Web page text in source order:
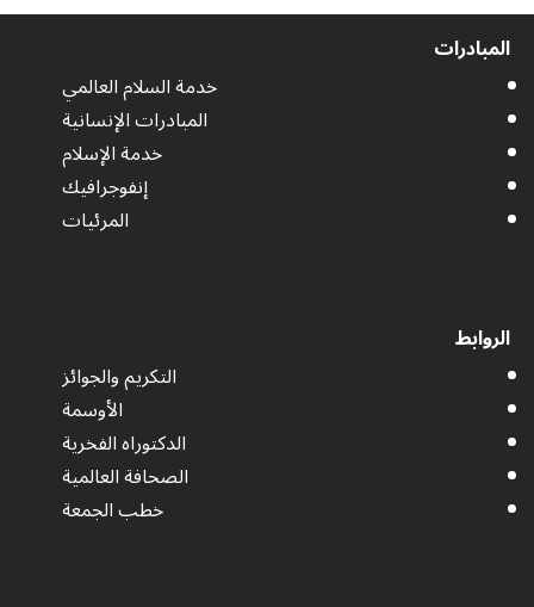
المبادرات
خدمة السلام العالمي
المبادرات الإنسانية
خدمة الإسلام
إنفوجرافيك
المرئيات
الروابط
التكريم والجوائز
الأوسمة
الدكتوراه الفخرية
الصحافة العالمية
خطب الجمعة